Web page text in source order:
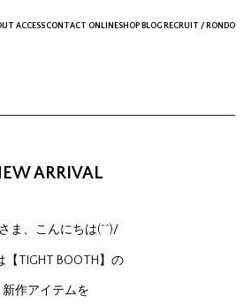
ACCESSCONTACT ONLINESHOP BLOG RECRUIT / RONDO
ARRIVAL
ま、こんにちは(^^)/
【TIGHT BOOTH】の
新作アイテムを